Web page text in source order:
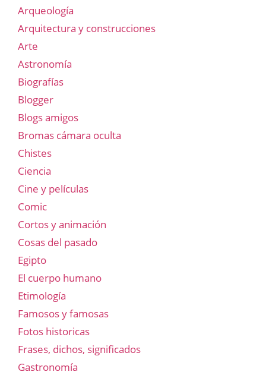
Arqueología
Arquitectura y construcciones
Arte
Astronomía
Biografías
Blogger
Blogs amigos
Bromas cámara oculta
Chistes
Ciencia
Cine y películas
Comic
Cortos y animación
Cosas del pasado
Egipto
El cuerpo humano
Etimología
Famosos y famosas
Fotos historicas
Frases, dichos, significados
Gastronomía